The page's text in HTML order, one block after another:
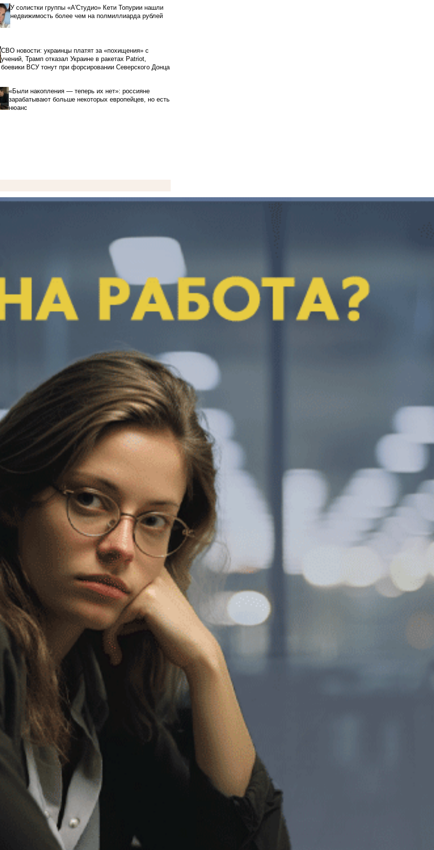
У солистки группы «А'Студио» Кети Топурии нашли
недвижимость более чем на полмиллиарда рублей
СВО новости: украинцы платят за «похищения» с
учений, Трамп отказал Украине в ракетах Patriot,
боевики ВСУ тонут при форсировании Северского Донца
«Были накопления — теперь их нет»: россияне
зарабатывают больше некоторых европейцев, но есть
нюанс